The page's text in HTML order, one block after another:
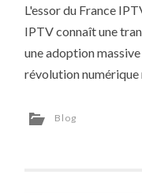
L'essor du France
IPTV connaît une
une adoption
révolution
Blog